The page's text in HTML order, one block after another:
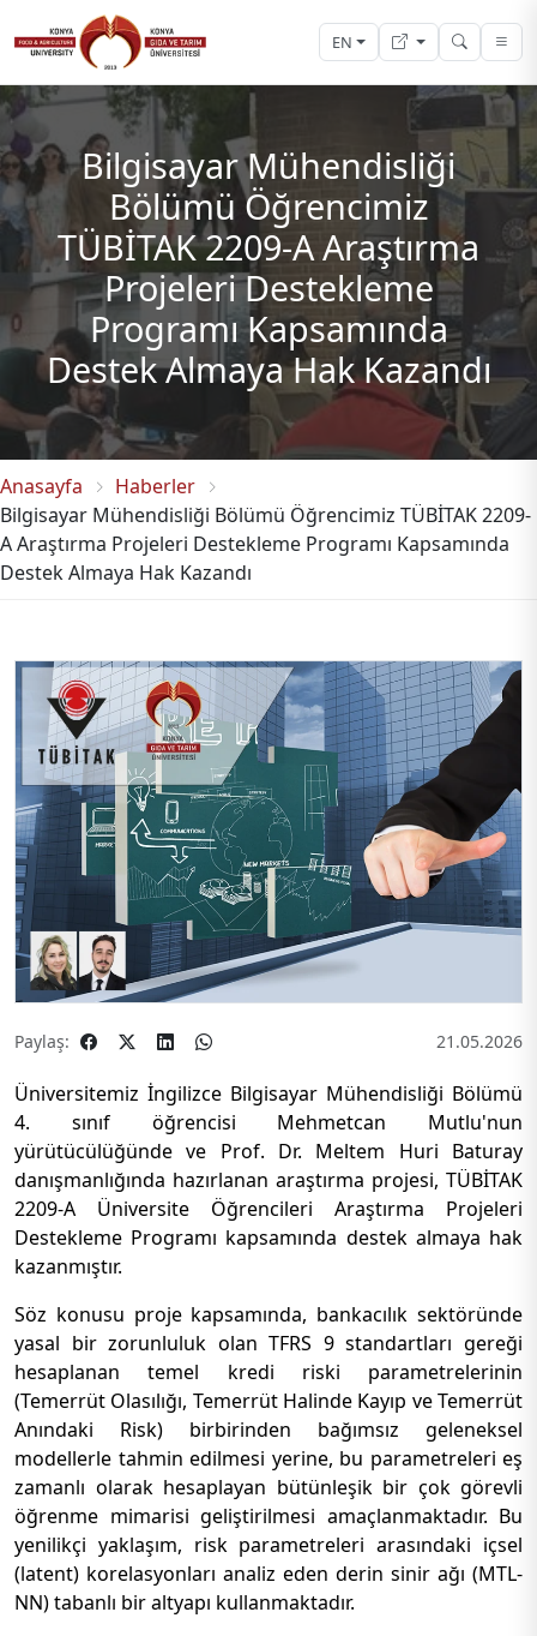
EN
Bilgisayar Mühendisliği
Bölümü Öğrencimiz
TÜBİTAK 2209-A Araştırma
Projeleri Destekleme
Programı Kapsamında
Destek Almaya Hak Kazandı
Anasayfa
Haberler
Bilgisayar Mühendisliği Bölümü Öğrencimiz TÜBİTAK 2209-
A Araştırma Projeleri Destekleme Programı Kapsamında
Destek Almaya Hak Kazandı
Paylaş: 21.05.2026
Üniversitemiz İngilizce Bilgisayar Mühendisliği Bölümü
4. sınıf öğrencisi Mehmetcan Mutlu'nun
yürütücülüğünde ve Prof. Dr. Meltem Huri Baturay
danışmanlığında hazırlanan araştırma projesi, TÜBİTAK
2209-A Üniversite Öğrencileri Araştırma Projeleri
Destekleme Programı kapsamında destek almaya hak
kazanmıştır.
Söz konusu proje kapsamında, bankacılık sektöründe
yasal bir zorunluluk olan TFRS 9 standartları gereği
hesaplanan temel kredi riski parametrelerinin
(Temerrüt Olasılığı, Temerrüt Halinde Kayıp ve Temerrüt
Anındaki Risk) birbirinden bağımsız geleneksel
modellerle tahmin edilmesi yerine, bu parametreleri eş
zamanlı olarak hesaplayan bütünleşik bir çok görevli
öğrenme mimarisi geliştirilmesi amaçlanmaktadır. Bu
yenilikçi yaklaşım, risk parametreleri arasındaki içsel
(latent) korelasyonları analiz eden derin sinir ağı (MTL-
NN) tabanlı bir altyapı kullanmaktadır.